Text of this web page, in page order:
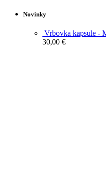
Novinky
Vrbovka kapsule -
30,00 €